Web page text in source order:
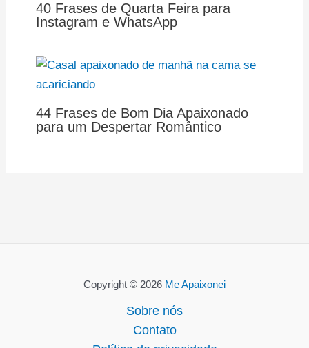
40 Frases de Quarta Feira para
Instagram e WhatsApp
44 Frases de Bom Dia Apaixonado
para um Despertar Romântico
Copyright © 2026 Me Apaixonei
Sobre nós
Contato